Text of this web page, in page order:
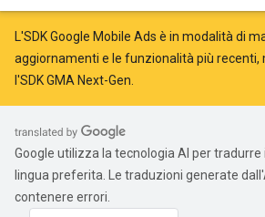
L'SDK Google Mobile Ads è in modalità di
aggiornamenti e le funzionalità più recenti,
l'SDK GMA Next-Gen
Google utilizza la tecnologia AI per
lingua preferita. Le traduzioni generate
contenere errori.